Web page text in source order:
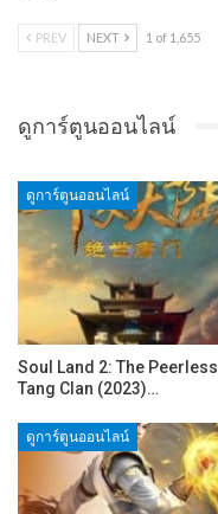
PREV NEXT 1 of 1,655
ดูการ์ตูนออนไลน์
ดูการ์ตูนออนไลน์
Soul Land 2: The Peerless
Tang Clan (2023)…
ดูการ์ตูนออนไลน์